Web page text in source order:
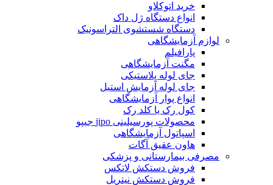
خرید اتوکلاو
انواع دستگاه ژل داک
دستگاه شستشوی التراسونیک
لوازم آزمایشگاهی
پارافیلم
مگنت آزمایشگاهی
جای لوله پلاستیکی
جای لوله آزمایش استیل
انواع پوار آزمایشگاهی
کول رک یا کلد رک
محصولات پورسیلینی jipo جیپو
اسپاتول آزمایشگاهی
هاون عقیق آگات
مصرفی بیمارستانی و پزشکی
فروش دستکش لاتکس
فروش دستکش نیتریل